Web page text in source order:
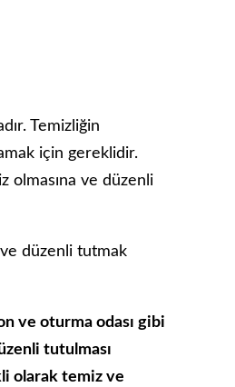
Temizliğin
için gereklidir.
olmasına ve düzenli
düzenli tutmak
ve oturma odası gibi
tutulması
olarak temiz ve